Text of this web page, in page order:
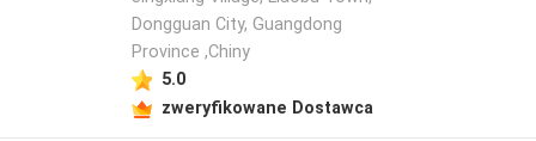
Dongguan City, Guangdong
Province ,Chiny
5.0
zweryfikowane Dostawca